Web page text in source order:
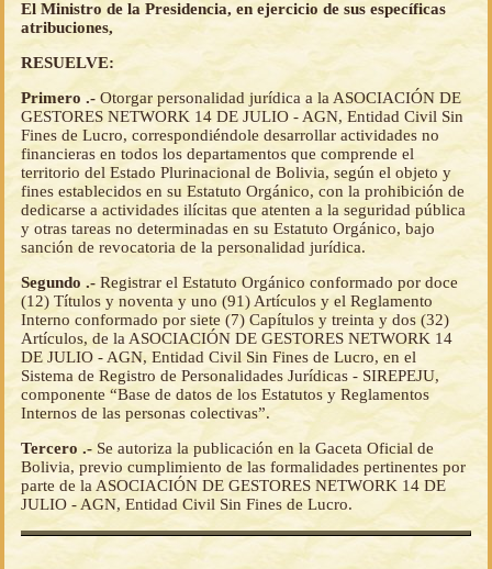
El Ministro de la Presidencia, en ejercicio de sus específicas
atribuciones,
RESUELVE:
Primero .- Otorgar personalidad jurídica a la ASOCIACIÓN DE
GESTORES NETWORK 14 DE JULIO - AGN, Entidad Civil Sin
Fines de Lucro, correspondiéndole desarrollar actividades no
financieras en todos los departamentos que comprende el
territorio del Estado Plurinacional de Bolivia, según el objeto y
fines establecidos en su Estatuto Orgánico, con la prohibición de
dedicarse a actividades ilícitas que atenten a la seguridad pública
y otras tareas no determinadas en su Estatuto Orgánico, bajo
sanción de revocatoria de la personalidad jurídica.
Segundo .- Registrar el Estatuto Orgánico conformado por doce
(12) Títulos y noventa y uno (91) Artículos y el Reglamento
Interno conformado por siete (7) Capítulos y treinta y dos (32)
Artículos, de la ASOCIACIÓN DE GESTORES NETWORK 14
DE JULIO - AGN, Entidad Civil Sin Fines de Lucro, en el
Sistema de Registro de Personalidades Jurídicas - SIREPEJU,
componente “Base de datos de los Estatutos y Reglamentos
Internos de las personas colectivas”.
Tercero .- Se autoriza la publicación en la Gaceta Oficial de
Bolivia, previo cumplimiento de las formalidades pertinentes por
parte de la ASOCIACIÓN DE GESTORES NETWORK 14 DE
JULIO - AGN, Entidad Civil Sin Fines de Lucro.